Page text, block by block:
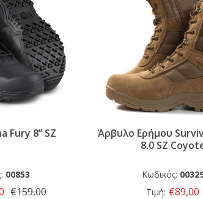
8’’ SZ
00853
€159,00
Άρβυλο Ερήμου
8.0 SZ
Κωδικός:
Τιμή: €89,00